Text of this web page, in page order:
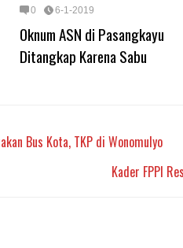
0 6-1-2019
Oknum ASN di Pasangkayu
Ditangkap Karena Sabu
Bus Kota, TKP di Wonomulyo
Kader FPPI